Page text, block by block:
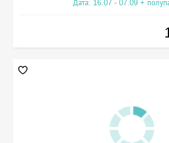
Дата: 16.07 - 07.09 +